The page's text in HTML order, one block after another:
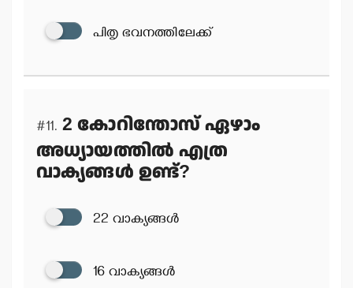
പിതൃ ഭവനത്തിലേക്ക്
#11. 2 കോറിന്തോസ് ഏഴാം
അധ്യായത്തില്‍ എത്ര
വാക്യങ്ങള്‍ ഉണ്ട്?
22 വാക്യങ്ങള്‍
16 വാക്യങ്ങള്‍